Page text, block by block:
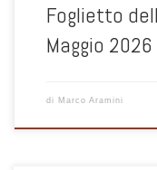
Foglietto
Maggio 2026
di Marco Aramini